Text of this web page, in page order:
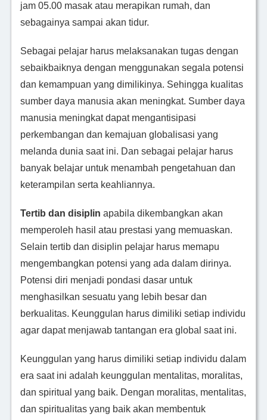
jam 05.00 masak atau merapikan rumah, dan
sebagainya sampai akan tidur.
Sebagai pelajar harus melaksanakan tugas dengan
sebaikbaiknya dengan menggunakan segala potensi
dan kemampuan yang dimilikinya. Sehingga kualitas
sumber daya manusia akan meningkat. Sumber daya
manusia meningkat dapat mengantisipasi
perkembangan dan kemajuan globalisasi yang
melanda dunia saat ini. Dan sebagai pelajar harus
banyak belajar untuk menambah pengetahuan dan
keterampilan serta keahliannya.
Tertib dan disiplin apabila dikembangkan akan
memperoleh hasil atau prestasi yang memuaskan.
Selain tertib dan disiplin pelajar harus memapu
mengembangkan potensi yang ada dalam dirinya.
Potensi diri menjadi pondasi dasar untuk
menghasilkan sesuatu yang lebih besar dan
berkualitas. Keunggulan harus dimiliki setiap individu
agar dapat menjawab tantangan era global saat ini.
Keunggulan yang harus dimiliki setiap individu dalam
era saat ini adalah keunggulan mentalitas, moralitas,
dan spiritual yang baik. Dengan moralitas, mentalitas,
dan spiritualitas yang baik akan membentuk